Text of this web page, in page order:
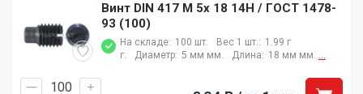
Винт DIN 417 M 5x 18 14H / ГОСТ 1478-
93 (100)
На складе: 100 шт. Вес 1 шт.: 1.99 г
г.
Диаметр: 5 мм мм. Длина: 18 мм мм. ...